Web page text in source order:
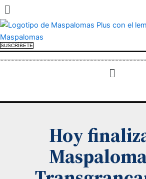
al
contenido
Menú
SUSCRÍBETE
Menú
Hoy